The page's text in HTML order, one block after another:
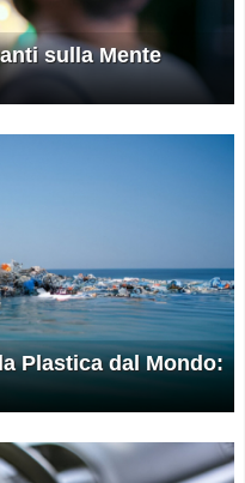
sulla Mente
Plastica dal Mondo: